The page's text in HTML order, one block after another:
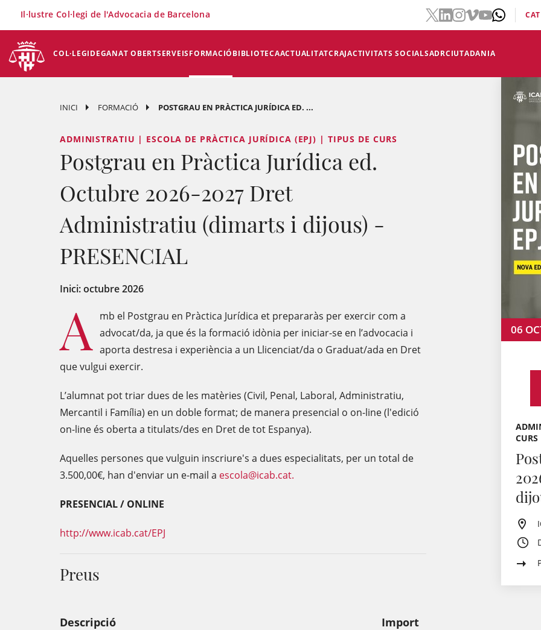
COL·LEGIDEGANAT OBERTSERVEISFORMACIÓBIBLIOTECAACTUALITATCRAJACTIVITATS SOCIALSADRCIUTADANIA
Il·lustre Col·legi de l'Advocacia de Barcelona CAT
INICI FORMACIÓ POSTGRAU EN PRÀCTICA JURÍDICA ED. ...
ADMINISTRATIU | ESCOLA DE PRÀCTICA JURÍDICA (EPJ) | TIPUS DE CURS
Postgrau en Pràctica Jurídica ed.
Octubre 2026-2027 Dret
Administratiu (dimarts i dijous) -
PRESENCIAL
Inici: octubre 2026
A mb el Postgrau en Pràctica Jurídica et prepararàs per exercir com a
advocat/da, ja que és la formació idònia per iniciar-se en l’advocacia i
aporta destresa i experiència a un Llicenciat/da o Graduat/ada en Dret
que vulgui exercir.
L’alumnat pot triar dues de les matèries (Civil, Penal, Laboral, Administratiu,
Mercantil i Família) en un doble format; de manera presencial o on-line (l'edició
on-line és oberta a titulats/des en Dret de tot Espanya).
Aquelles persones que vulguin inscriure's a dues especialitats, per un total de
3.500,00€, han d'enviar un e-mail a escola@icab.cat.
PRESENCIAL / ONLINE
http://www.icab.cat/EPJ
Preus
Descripció Import
06
CURS